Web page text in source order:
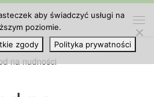
na nudności
aby świadczyć usługi na
poziomie.
zgody Polityka prywatności